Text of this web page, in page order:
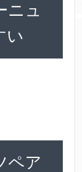
ニュ
い
ペア